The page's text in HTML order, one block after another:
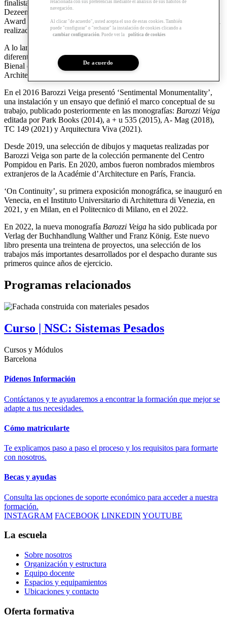
finalista en los Premios Internacionales FAD y en los premios
Dezeen. Más recientemente el MCBA Lausanne ganó el NAN
Award 2020 y el Grand Prix Fritz-Höger-Preis 2020 de arquitectura
realizada en ladrillo.
A lo largo de estos años, la oficina ha sido invitada a participar en
diferentes exposiciones internacionales, entre las cuales destacan la
Bienal de Arquitectura de Chicago (2017) y la Biennale di
Architettura di Venezia (2014 y 2016).
En el 2016 Barozzi Veiga presentó ‘Sentimental Monumentality’,
una instalación y un ensayo que definió el marco conceptual de su
trabajo, publicado posteriormente en las monografías: Barozzi Veiga
editada por Park Books (2014), a + u 535 (2015), A- Mag (2018),
TC 149 (2021) y Arquitectura Viva (2021).
Desde 2019, una selección de dibujos y maquetas realizadas por
Barozzi Veiga son parte de la colección permanente del Centro
Pompidou en Paris. En 2020, ambos fueron nombrados miembros
extranjeros de la Académie d’Architecture en París, Francia.
‘On Continuity’, su primera exposición monográfica, se inauguró en
Venecia, en el Instituto Universitario di Architettura di Venezia, en
2021, y en Milan, en el Politecnico di Milano, en el 2022.
En 2022, la nueva monografía Barozzi Veiga ha sido publicada por
Verlag der Buchhandlung Walther und Franz König. Este nuevo
libro presenta una treintena de proyectos, una selección de los
trabajos más importantes desarrollados por el despacho durante sus
primeros quince años de ejercicio.
Programas relacionados
Curso | NSC: Sistemas Pesados
Cursos y Módulos
Barcelona
Pídenos Información
Contáctanos y te ayudaremos a encontrar la formación que mejor se
adapte a tus necesidades.
Cómo matricularte
Te explicamos paso a paso el proceso y los requisitos para formarte
con nosotros.
Becas y ayudas
Consulta las opciones de soporte económico para acceder a nuestra
formación.
INSTAGRAM FACEBOOK LINKEDIN YOUTUBE
La escuela
Sobre nosotros
Organización y estructura
Equipo docente
Espacios y equipamientos
Ubicaciones y contacto
Oferta formativa
relacionada con sus preferencias mediante el análisis de sus hábitos de
navegación.
Al clicar "de acuerdo", usted acepta el uso de estas cookies. También
puede "configurar" o "rechazar" la instalación de cookies clicando a
cambiar configuración. Puede ver la política de cookies
De acuerdo